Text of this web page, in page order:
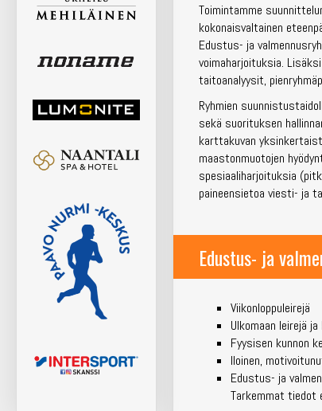
Toimintamme
kokonaisvaltainen
Edustus- ja
voimaharjoituksia.
taitoanalyysit,
Ryhmien
sekä suorituksen
karttakuvan
maastonmuotojen
spesiaaliharjoituksia
paineensietoa viesti- ja
Edustus- ja
Viikonloppuleirejä
Ulkomaan leirejä
Fyysisen kunnon
Iloinen,
Edustus- ja
Tarkemmat tiedot